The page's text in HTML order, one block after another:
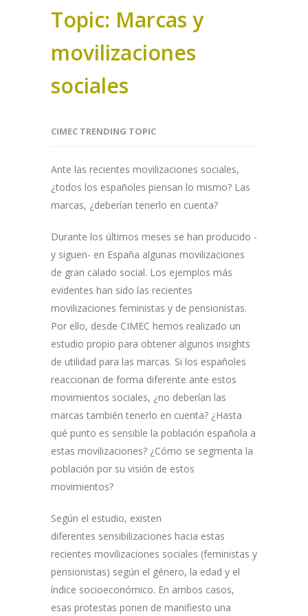
Topic: Marcas y
movilizaciones
sociales
CIMEC TRENDING TOPIC
Ante las recientes movilizaciones sociales,
¿todos los españoles piensan lo mismo? Las
marcas, ¿deberían tenerlo en cuenta?
Durante los últimos meses se han producido -
y siguen- en España algunas movilizaciones
de gran calado social. Los ejemplos más
evidentes han sido las recientes
movilizaciones feministas y de pensionistas.
Por ello, desde CIMEC hemos realizado un
estudio propio para obtener algunos insights
de utilidad para las marcas. Si los españoles
reaccionan de forma diferente ante estos
movimientos sociales, ¿no deberían las
marcas también tenerlo en cuenta? ¿Hasta
qué punto es sensible la población española a
estas movilizaciones? ¿Cómo se segmenta la
población por su visión de estos
movimientos?
Según el estudio, existen
diferentes sensibilizaciones hacia estas
recientes movilizaciones sociales (feministas y
pensionistas) según el género, la edad y el
índice socioeconómico. En ambos casos,
esas protestas ponen de manifiesto una